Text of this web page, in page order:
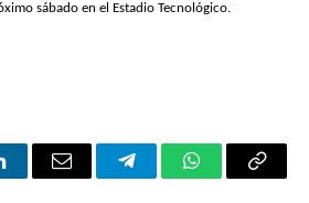
sábado en el Estadio Tecnológico.
Email TelegramWhatsApp
Copy